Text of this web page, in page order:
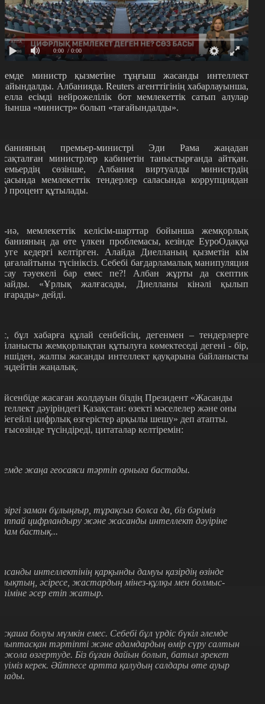
0:00 / 0:00
министр қызметіне тұңғыш жасанды интеллект
Албанияда. Reuters агенттігінің хабарлауынша,
есімді нейрожелілік бот мемлекеттік сатып алулар
«министр» болып «тағайындалды».
премьер-министрі Эди Рама жаңадан
министрлер кабинетін таныстырғанда айтқан.
сөзінше, Албания виртуалды министрдің
мемлекеттік тендерлер саласында коррупциядан
процент құтылады.
иә, мемлекеттік келісім-шарттар бойынша жемқорлық
да өте үлкен проблемасы, кезінде ЕуроОдаққа
кедергі келтірген. Алайда Диелланың қызметін кім
түсініксіз. Себебі бағдарламалық манипуляция
тәуекелі бар емес пе?! Албан жұрты да скептик
«Ұрлық жалғасады, Диелланы кінәлі қылып
дейді.
бұл хабарға құлай сенбейсің, дегенмен – тендерлерге
жемқорлықтан құтылуға көмектеседі дегені - бір,
жалпы жасанды интеллект қауқарына байланысты
жаңалық.
жасаған жолдауын біздің Президент «Жасанды
дәуіріндегі Қазақстан: өзекті мәселелер және оны
цифрлық өзгерістер арқылы шешу» деп атапты.
түсіндіреді, цитаталар келтіремін:
жаңа геосаяси тәртіп орныға бастады.
заман бұлыңғыр, тұрақсыз болса да, біз бәріміз
цифрландыру және жасанды интеллект дәуіріне
бастық...
интеллектінің қарқынды дамуы қазірдің өзінде
әсіресе, жастардың мінез-құлқы мен болмыс-
әсер етіп жатыр.
болуы мүмкін емес. Себебі бұл үрдіс бүкіл әлемде
тәртіпті және адамдардың өмір сүру салтын
өзгертуде. Біз бұған дайын болып, батыл әрекет
керек. Әйтпесе артта қалудың салдары өте ауыр